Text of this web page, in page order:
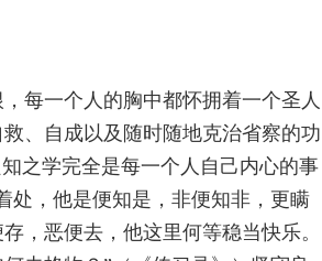
每一个人的胸中都怀拥着一个圣人
、自成以及随时随地克治省察的功
之学完全是每一个人自己内心的事
处，他是便知是，非便知非，更瞒
，恶便去，他这里何等稳当快乐。